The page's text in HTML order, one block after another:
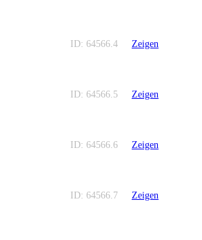
ID: 64566.4 Zeigen
ID: 64566.5 Zeigen
ID: 64566.6 Zeigen
ID: 64566.7 Zeigen